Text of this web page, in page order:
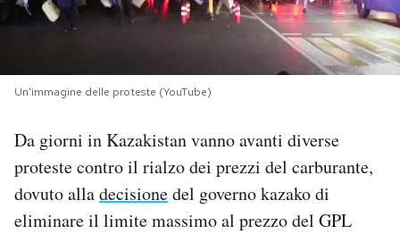
I MIEI PREFERITI
SHOP
CALENDARIO
AREA PERSONALE
Un'immagine delle proteste (YouTube)
Da giorni in Kazakistan vanno avanti diverse
proteste contro il rialzo dei prezzi del carburante,
dovuto alladecisionedel governo kazako di
eliminare il limite massimo al prezzo del GPL